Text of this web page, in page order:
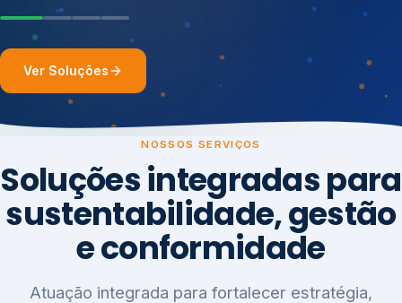
Ver Soluções
NOSSOS SERVIÇOS
Soluções integradas para
sustentabilidade, gestão
e conformidade
Atuação integrada para fortalecer estratégia,